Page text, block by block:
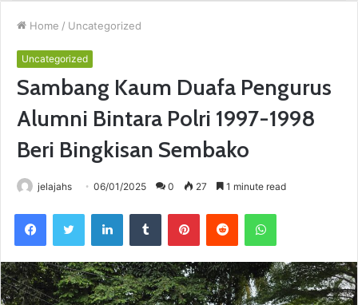
Home / Uncategorized
Uncategorized
Sambang Kaum Duafa Pengurus
Alumni Bintara Polri 1997-1998
Beri Bingkisan Sembako
jelajahs 06/01/2025 0 27 1 minute read